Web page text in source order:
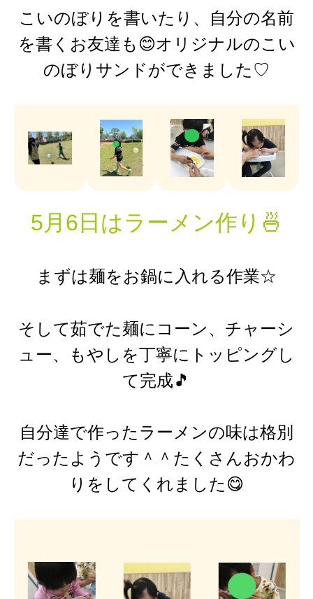
こいのぼりを書いたり、自分の名前
を書くお友達も😊オリジナルのこい
のぼりサンドができました♡
5月6日はラーメン作り🍜
まずは麺をお鍋に入れる作業☆
そして茹でた麺にコーン、チャーシ
ュー、もやしを丁寧にトッピングし
て完成🎵
自分達で作ったラーメンの味は格別
だったようです＾＾たくさんおかわ
りをしてくれました😋